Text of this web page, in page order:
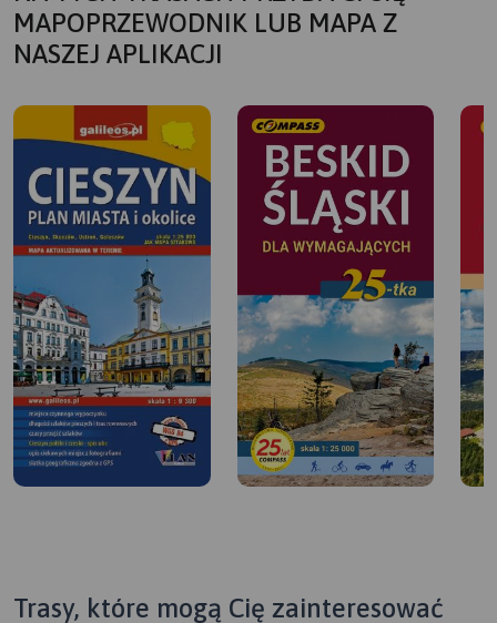
MAPOPRZEWODNIK LUB MAPA Z
NASZEJ APLIKACJI
Trasy, które mogą Cię zainteresować